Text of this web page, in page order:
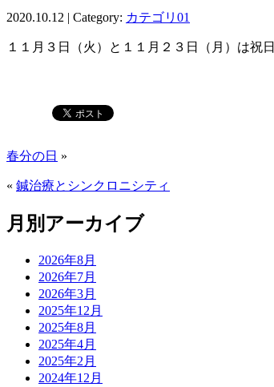
2020.10.12 | Category: カテゴリ01
１１月３日（火）と１１月２３日（月）は祝
春分の日 »
« 鍼治療とシンクロニシティ
月別アーカイブ
2026年8月
2026年7月
2026年3月
2025年12月
2025年8月
2025年4月
2025年2月
2024年12月